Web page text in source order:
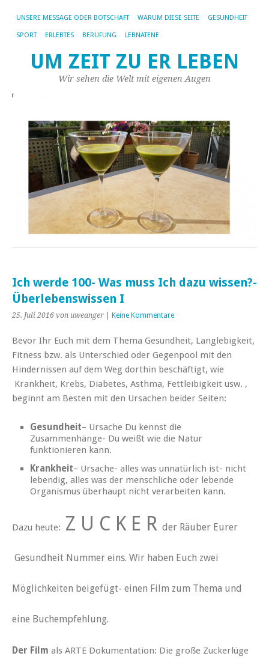
UNSERE MESSAGE ODER BOTSCHAFT WARUM DIESE SEITE GESUNDHEIT
SPORT ERLEBTES BERUFUNG LEBNATENE
UM ZEIT ZU ER LEBEN
Wir sehen die Welt mit eigenen Augen
Ich werde 100- Was muss Ich dazu wissen?-
Überlebenswissen I
25. Juli 2016 von uweanger Keine Kommentare
Bevor Ihr Euch mit dem Thema Gesundheit, Langlebigkeit,
Fitness bzw. als Unterschied oder Gegenpool mit den
Hindernissen auf dem Weg dorthin beschäftigt, wie
Krankheit, Krebs, Diabetes, Asthma, Fettleibigkeit usw. ,
beginnt am Besten mit den Ursachen beider Seiten:
Gesundheit– Ursache Du kennst die
Zusammenhänge- Du weißt wie die Natur
funktionieren kann.
Krankheit– Ursache- alles was unnatürlich ist- nicht
lebendig, alles was der menschliche oder lebende
Organismus überhaupt nicht verarbeiten kann.
Dazu heute: Z U C K E R der Räuber Eurer
Gesundheit Nummer eins. Wir haben Euch zwei
Möglichkeiten beigefügt- einen Film zum Thema und
eine Buchempfehlung.
Der Film als ARTE Dokumentation: Die große Zuckerlüge